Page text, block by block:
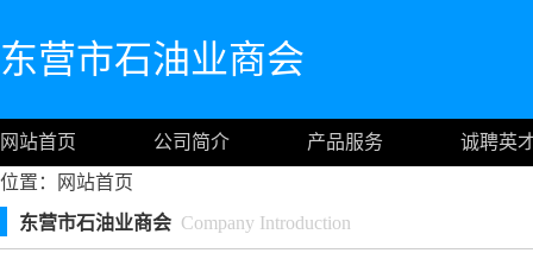
东营市石油业商会
网站首页 公司简介 产品服务
诚聘英
位置：
网站首页
东营市石油业商会 Company Introduction